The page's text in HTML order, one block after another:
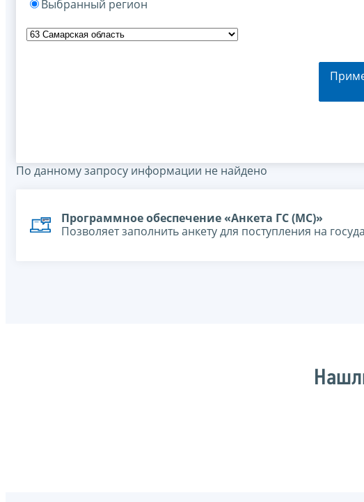
Выбранный регион
По данному запросу информации не найдено
Программное обеспечение «Анкета ГС (МС)»
Позволяет заполнить анкету для поступления на